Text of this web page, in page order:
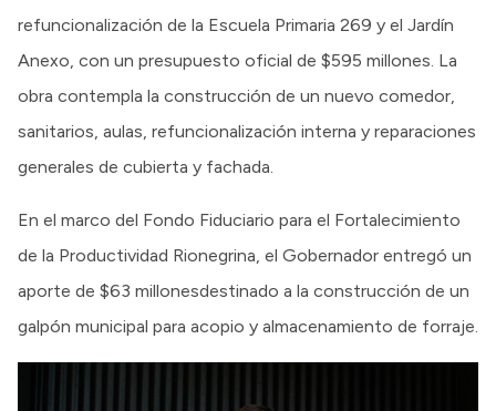
refuncionalización de la Escuela Primaria 269 y el Jardín
Anexo, con un presupuesto oficial de $595 millones. La
obra contempla la construcción de un nuevo comedor,
sanitarios, aulas, refuncionalización interna y reparaciones
generales de cubierta y fachada.
En el marco del Fondo Fiduciario para el Fortalecimiento
de la Productividad Rionegrina, el Gobernador entregó un
aporte de $63 millonesdestinado a la construcción de un
galpón municipal para acopio y almacenamiento de forraje.